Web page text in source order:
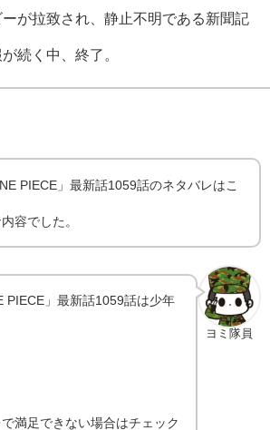
が拉致され、静止不明である新聞記
続く中、終了。
PIECE」最新話1059話のネタバレはこ
容でした。
ヨミ隊員
PIECE」最新話1059話は少年
満足できない場合はチェック